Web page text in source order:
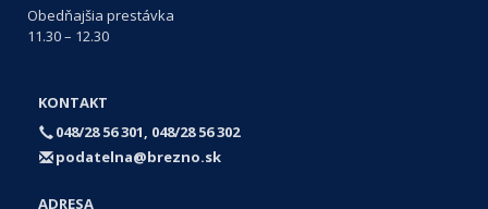
Obedňajšia prestávka
11.30 – 12.30
KONTAKT
048/28 56 301, 048/28 56 302
podatelna@brezno.sk
ADRESA